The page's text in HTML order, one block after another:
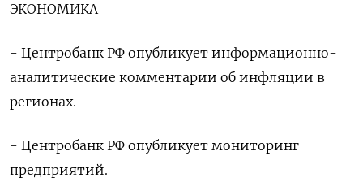
ЭКОНОМИКА
- Центробанк РФ опубликует информационно-
аналитические комментарии об инфляции в
регионах.
- Центробанк РФ опубликует мониторинг
предприятий.